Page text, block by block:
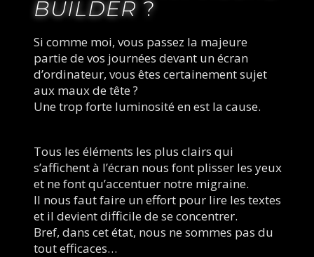
BUILDER ?
Si comme moi, vous passez la majeure
partie de vos journées devant un écran
d’ordinateur, vous êtes certainement sujet
aux maux de tête ?
Une trop forte luminosité en est la cause.
Tous les éléments les plus clairs qui
s’affichent à l’écran nous font plisser les yeux
et ne font qu’accentuer notre migraine.
Il nous faut faire un effort pour lire les textes
et il devient difficile de se concentrer.
Bref, dans cet état, nous ne sommes pas du
tout efficaces…